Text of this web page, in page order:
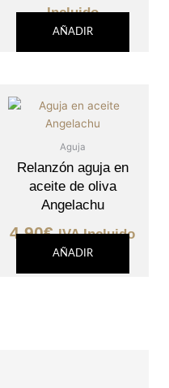
Incluido
AÑADIR
Aguja
Relanzón aguja en
aceite de oliva
Angelachu
4,90€ IVA Incluido
AÑADIR